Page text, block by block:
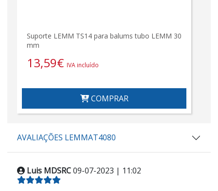
Suporte LEMM TS14 para balums tubo LEMM 30
mm
13,59€ IVA incluído
COMPRAR
AVALIAÇÕES LEMMAT4080
Luis MDSRC09-07-2023 | 11:02